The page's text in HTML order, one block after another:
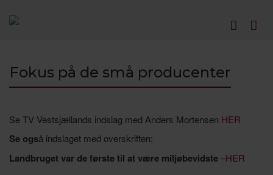
Fokus på de små producenter
Se TV Vestsjællands indslag med Anders Mortensen HER
Se også indslaget med overskriften:
Landbruget var de første til at være miljøbevidste–HER